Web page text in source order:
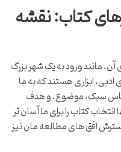
کتاب: نقشه
مانند ورود به یک شهر بزرگ
ابزاری هستند که به ما
سبک، موضوع، و هدف
کتاب را برای ما آسان تر
افق های مطالعه مان نیز